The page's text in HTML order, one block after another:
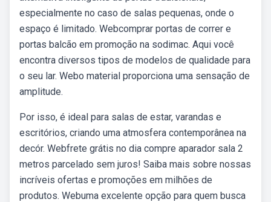
especialmente no caso de salas pequenas, onde o
espaço é limitado. Webcomprar portas de correr e
portas balcão em promoção na sodimac. Aqui você
encontra diversos tipos de modelos de qualidade para
o seu lar. Webo material proporciona uma sensação de
amplitude.
Por isso, é ideal para salas de estar, varandas e
escritórios, criando uma atmosfera contemporânea na
decór. Webfrete grátis no dia compre aparador sala 2
metros parcelado sem juros! Saiba mais sobre nossas
incríveis ofertas e promoções em milhões de
produtos. Webuma excelente opção para quem busca